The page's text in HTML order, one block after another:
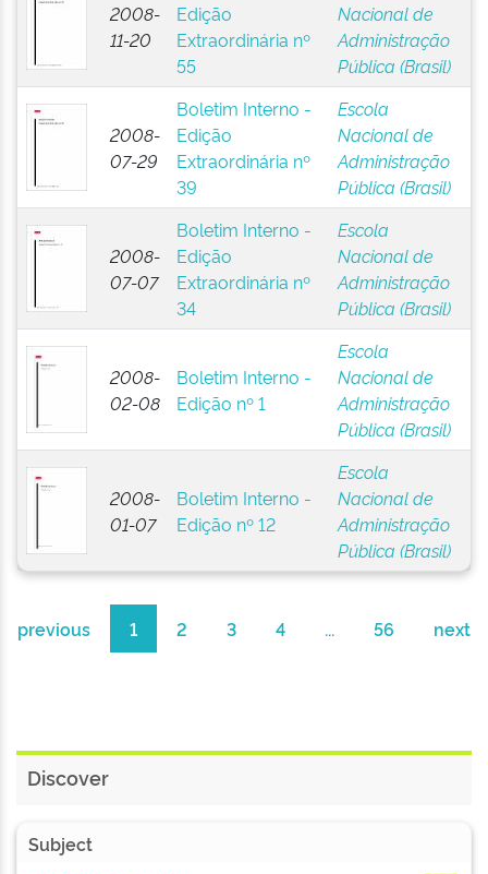
2008-
11-20
Edição
Extraordinária nº
55
Nacional de
Administração
Pública (Brasil)
2008-
07-29
Boletim Interno -
Edição
Extraordinária nº
39
Escola
Nacional de
Administração
Pública (Brasil)
2008-
07-07
Boletim Interno -
Edição
Extraordinária nº
34
Escola
Nacional de
Administração
Pública (Brasil)
2008-
02-08
Boletim Interno -
Edição nº 1
Escola
Nacional de
Administração
Pública (Brasil)
2008-
01-07
Boletim Interno -
Edição nº 12
Escola
Nacional de
Administração
Pública (Brasil)
previous 1 2 3 4 ... 56 next
Discover
Subject